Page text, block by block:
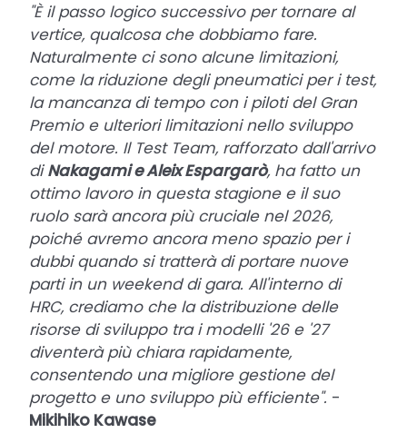
"È il passo logico successivo per tornare al
vertice, qualcosa che dobbiamo fare.
Naturalmente ci sono alcune limitazioni,
come la riduzione degli pneumatici per i test,
la mancanza di tempo con i piloti del Gran
Premio e ulteriori limitazioni nello sviluppo
del motore. Il Test Team, rafforzato dall'arrivo
diNakagami e Aleix Espargarò, ha fatto un
ottimo lavoro in questa stagione e il suo
ruolo sarà ancora più cruciale nel 2026,
poiché avremo ancora meno spazio per i
dubbi quando si tratterà di portare nuove
parti in un weekend di gara. All'interno di
HRC, crediamo che la distribuzione delle
risorse di sviluppo tra i modelli '26 e '27
diventerà più chiara rapidamente,
consentendo una migliore gestione del
progetto e uno sviluppo più efficiente". -
Mikihiko Kawase